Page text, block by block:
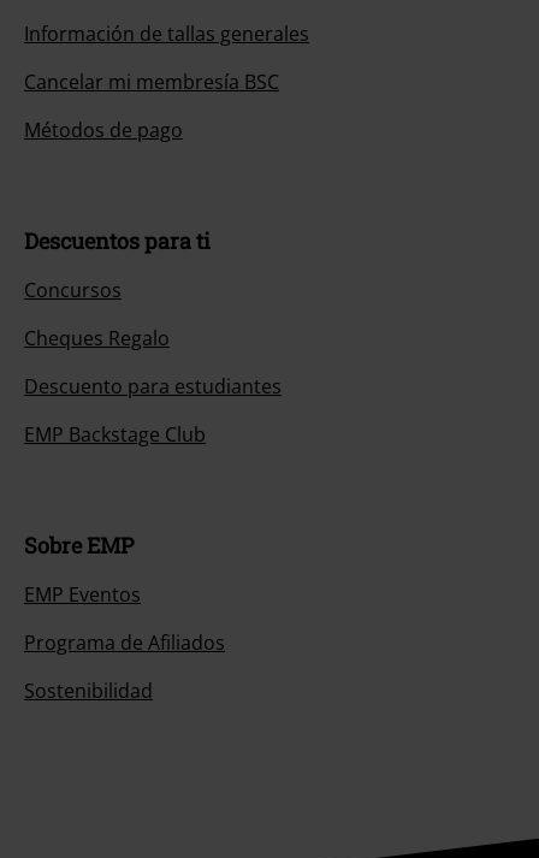
Información de tallas generales
Cancelar mi membresía BSC
Métodos de pago
Descuentos para ti
Concursos
Cheques Regalo
Descuento para estudiantes
EMP Backstage Club
Sobre EMP
EMP Eventos
Programa de Afiliados
Sostenibilidad